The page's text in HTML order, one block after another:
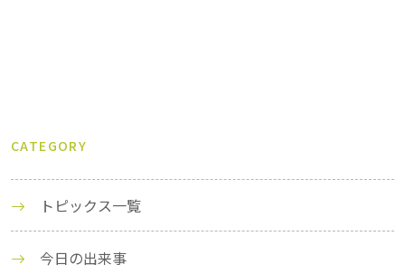
CATEGORY
トピックス一覧
今日の出来事